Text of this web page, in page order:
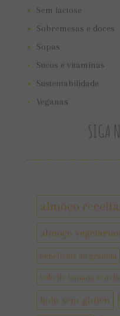
Sem lactose
Sobremesas e doces
Sopas
Sucos e vitaminas
Sustentabilidade
Veganas
SIGA
almoço
almoço
benefícios da granola
bolo de banana sem
bolo sem gluten